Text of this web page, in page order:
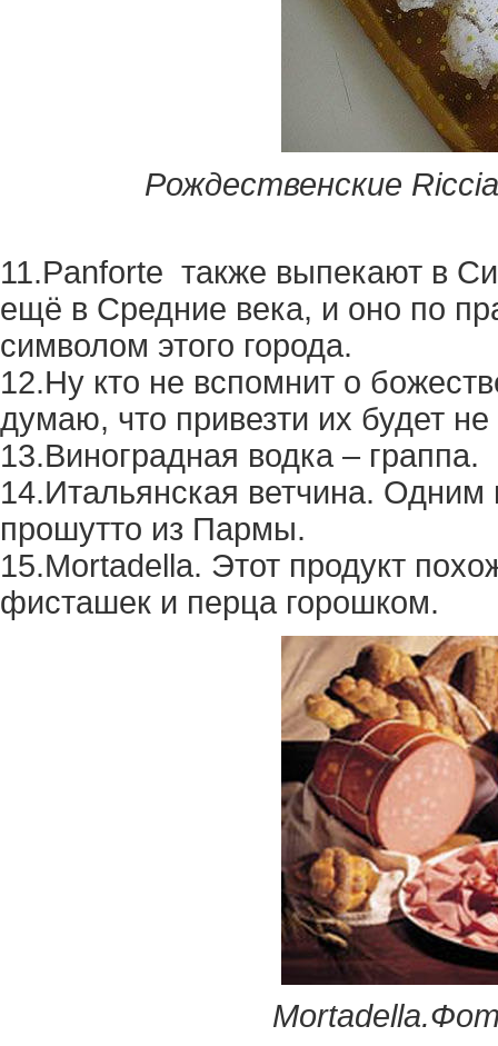
Рождественские
11.Panforte также выпекают в
ещё в Средние века, и оно по
символом этого города.
12.Ну кто не вспомнит о
думаю, что привезти их будет
13.Виноградная водка – граппа.
14.Итальянская ветчина. Одним
прошутто из Пармы.
15.Mortadella. Этот продукт
фисташек и перца горошком.